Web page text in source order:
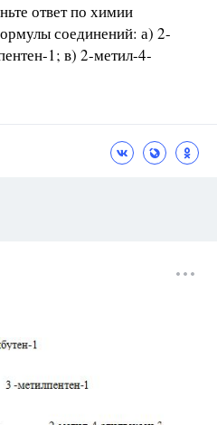
ответ по химии
соединений: а) 2-
1; в) 2-метил-4-